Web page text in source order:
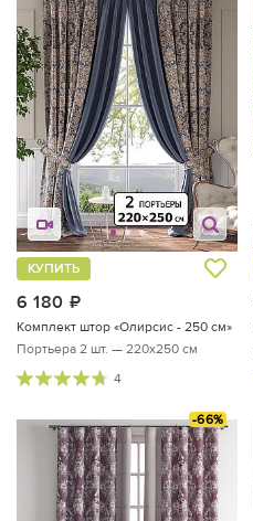
6 180
КУПИТЬ
Комплект штор «Олирсис - 250 см»
Портьера 2 шт. — 220х250 см
4
-66%